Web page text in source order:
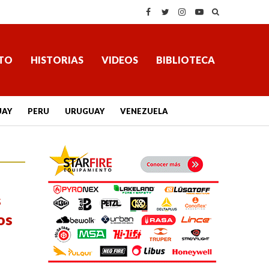
HISTORIAS VIDEOS BIBLIOTECA
PERU URUGUAY VENEZUELA